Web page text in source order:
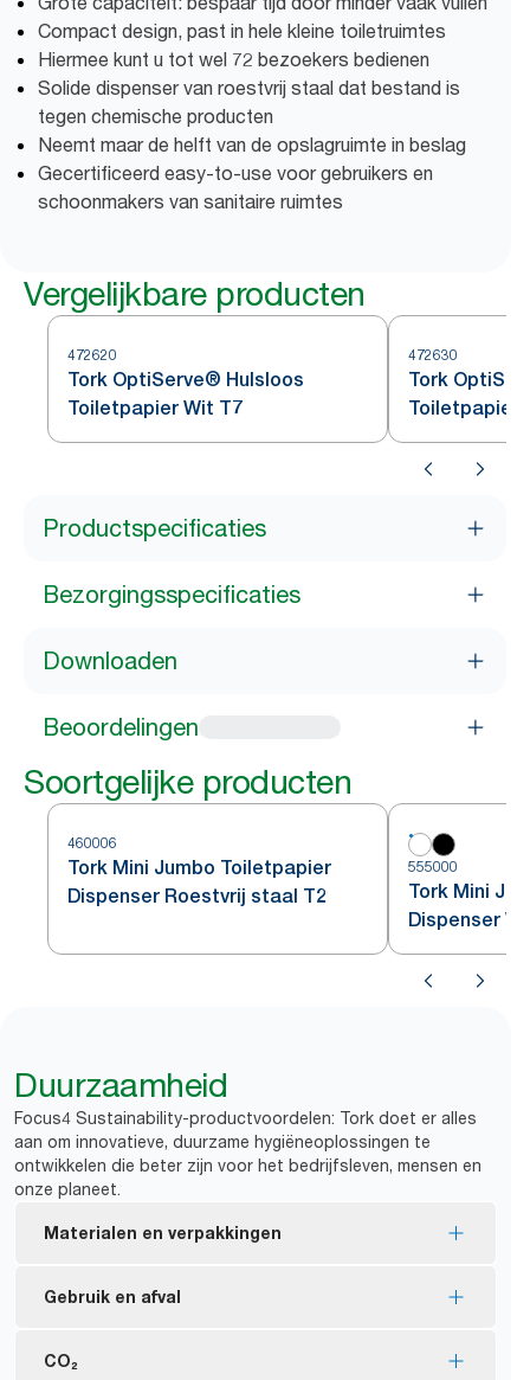
Compact design, past in hele kleine toiletruimtes
Hiermee kunt u tot wel 72 bezoekers bedienen
Solide dispenser van roestvrij staal dat bestand is
tegen chemische producten
Neemt maar de helft van de opslagruimte in beslag
Gecertificeerd easy-to-use voor gebruikers en
schoonmakers van sanitaire ruimtes
Vergelijkbare producten
472620
Tork OptiServe® Hulsloos
Toiletpapier Wit T7
472630
Tork
Toiletpapier
Productspecificaties
Bezorgingsspecificaties
Downloaden
Beoordelingen
Soortgelijke producten
460006
Tork Mini Jumbo Toiletpapier
Dispenser Roestvrij staal T2
555000
Tork Mini
Dispenser
Duurzaamheid
Focus4 Sustainability-productvoordelen: Tork doet er alles
aan om innovatieve, duurzame hygiëneoplossingen te
ontwikkelen die beter zijn voor het bedrijfsleven, mensen en
onze planeet.
Materialen en verpakkingen
FSC®-gecertificeerde vullingen: gemaakt van
Tork Naturel producten zijn gemaakt van 100%
Gebruik en afval
Geen huls, geen wikkel: minder afval.
CO₂